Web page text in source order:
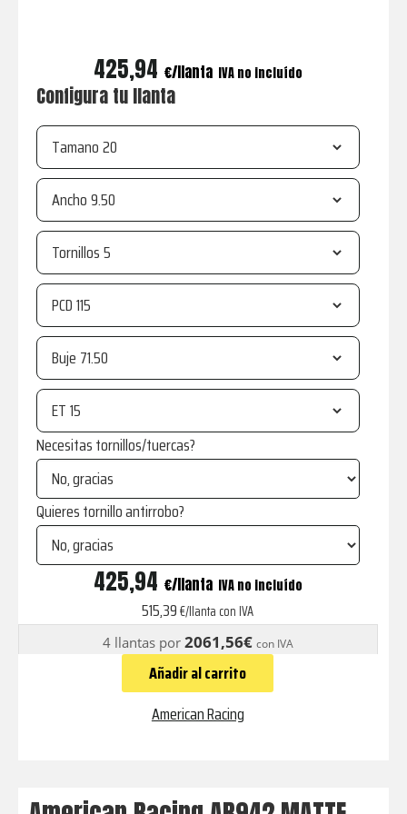
425,94 € IVA no incluído
Configura tu llanta
Tamano
Ancho
Tornillos
PCD
Buje
ET
Necesitas tornillos/tuercas?
Quieres tornillo antirrobo?
GUNMETAL
WITH
425,94 € IVA no incluído
515,39€/llanta con IVA
4 llantas por 2061,56€ con IVA
Añadir al carrito
American Racing